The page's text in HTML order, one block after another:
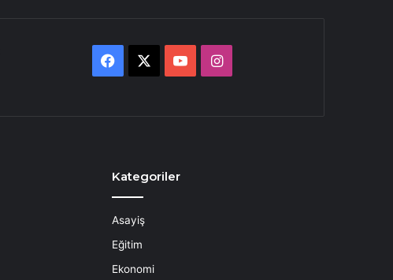
Facebook YouTubeInstagram
Kategoriler
Asayiş
Eğitim
Ekonomi